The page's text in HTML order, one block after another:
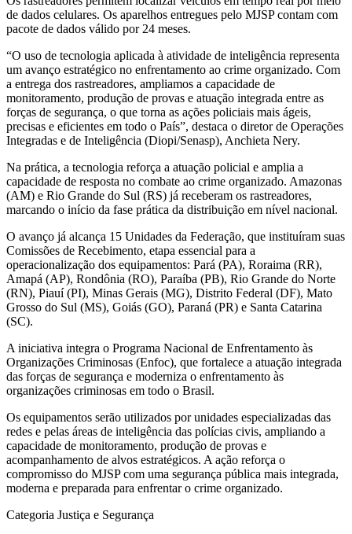
de dados celulares. Os aparelhos entregues pelo MJSP contam com
pacote de dados válido por 24 meses.
“O uso de tecnologia aplicada à atividade de inteligência representa
um avanço estratégico no enfrentamento ao crime organizado. Com
a entrega dos rastreadores, ampliamos a capacidade de
monitoramento, produção de provas e atuação integrada entre as
forças de segurança, o que torna as ações policiais mais ágeis,
precisas e eficientes em todo o País”, destaca o diretor de Operações
Integradas e de Inteligência (Diopi/Senasp), Anchieta Nery.
Na prática, a tecnologia reforça a atuação policial e amplia a
capacidade de resposta no combate ao crime organizado. Amazonas
(AM) e Rio Grande do Sul (RS) já receberam os rastreadores,
marcando o início da fase prática da distribuição em nível nacional.
O avanço já alcança 15 Unidades da Federação, que instituíram suas
Comissões de Recebimento, etapa essencial para a
operacionalização dos equipamentos: Pará (PA), Roraima (RR),
Amapá (AP), Rondônia (RO), Paraíba (PB), Rio Grande do Norte
(RN), Piauí (PI), Minas Gerais (MG), Distrito Federal (DF), Mato
Grosso do Sul (MS), Goiás (GO), Paraná (PR) e Santa Catarina
(SC).
A iniciativa integra o Programa Nacional de Enfrentamento às
Organizações Criminosas (Enfoc), que fortalece a atuação integrada
das forças de segurança e moderniza o enfrentamento às
organizações criminosas em todo o Brasil.
Os equipamentos serão utilizados por unidades especializadas das
redes e pelas áreas de inteligência das polícias civis, ampliando a
capacidade de monitoramento, produção de provas e
acompanhamento de alvos estratégicos. A ação reforça o
compromisso do MJSP com uma segurança pública mais integrada,
moderna e preparada para enfrentar o crime organizado.
Categoria Justiça e Segurança